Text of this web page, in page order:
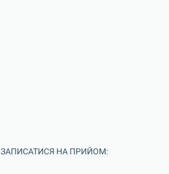
ЗАПИСАТИСЯ НА ПРИЙОМ: